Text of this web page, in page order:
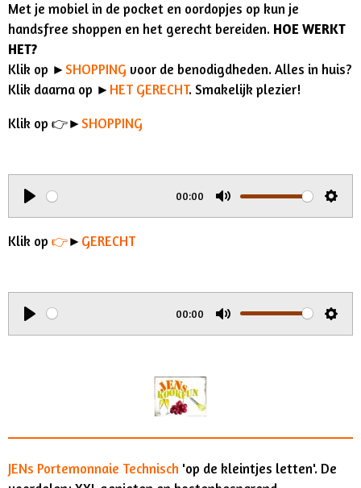
Met je mobiel in de pocket en oordopjes op kun je
handsfree shoppen en het gerecht bereiden. HOE WERKT
HET?
Klik op ► SHOPPING voor de benodigdheden. Alles in huis?
Klik daarna op ► HET GERECHT. Smakelijk plezier!
Klik op 👉► SHOPPING
P
00:00
M
S
i
Klik op 👉► GERECHT
P
00:00
M
S
g
JENs Portemonnaie Technisch 'op de kleintjes letten'. De